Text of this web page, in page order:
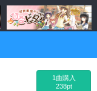
1曲購入
238pt